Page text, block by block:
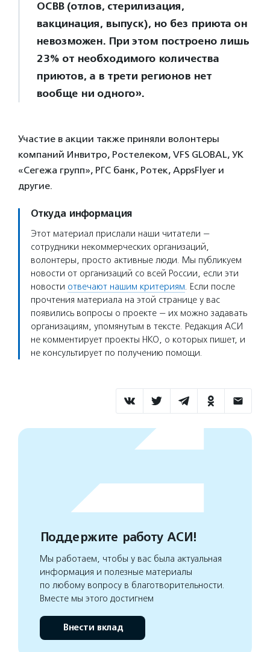
ОСВВ (отлов, стерилизация,
вакцинация, выпуск), но без приюта он
невозможен. При этом построено лишь
23% от необходимого количества
приютов, а в трети регионов нет
вообще ни одного».
Участие в акции также приняли волонтеры
компаний Инвитро, Ростелеком, VFS GLOBAL, УК
«Сегежа групп», РГС банк, Ротек, AppsFlyer и
другие.
Откуда информация
Этот материал прислали наши читатели —
сотрудники некоммерческих организаций,
волонтеры, просто активные люди. Мы публикуем
новости от организаций со всей России, если эти
новости отвечают нашим критериям. Если после
прочтения материала на этой странице у вас
появились вопросы о проекте — их можно задавать
организациям, упомянутым в тексте. Редакция АСИ
не комментирует проекты НКО, о которых пишет, и
не консультирует по получению помощи.
Поддержите работу АСИ!
Мы работаем, чтобы у вас была актуальная
информация и полезные материалы
по любому вопросу в благотворительности.
Вместе мы этого достигнем
Внести вклад